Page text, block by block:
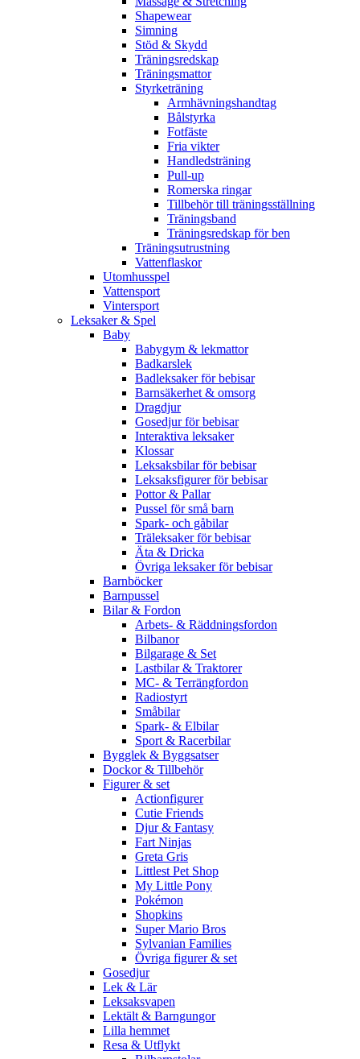
Shapewear
Simning
Stöd & Skydd
Träningsredskap
Träningsmattor
Styrketräning
Armhävningshandtag
Bålstyrka
Fotfäste
Fria vikter
Handledsträning
Pull-up
Romerska ringar
Tillbehör till träningsställning
Träningsband
Träningsredskap för ben
Träningsutrustning
Vattenflaskor
Utomhusspel
Vattensport
Vintersport
Leksaker & Spel
Baby
Babygym & lekmattor
Badkarslek
Badleksaker för bebisar
Barnsäkerhet & omsorg
Dragdjur
Gosedjur för bebisar
Interaktiva leksaker
Klossar
Leksaksbilar för bebisar
Leksaksfigurer för bebisar
Pottor & Pallar
Pussel för små barn
Spark- och gåbilar
Träleksaker för bebisar
Äta & Dricka
Övriga leksaker för bebisar
Barnböcker
Barnpussel
Bilar & Fordon
Arbets- & Räddningsfordon
Bilbanor
Bilgarage & Set
Lastbilar & Traktorer
MC- & Terrängfordon
Radiostyrt
Småbilar
Spark- & Elbilar
Sport & Racerbilar
Bygglek & Byggsatser
Dockor & Tillbehör
Figurer & set
Actionfigurer
Cutie Friends
Djur & Fantasy
Fart Ninjas
Greta Gris
Littlest Pet Shop
My Little Pony
Pokémon
Shopkins
Super Mario Bros
Sylvanian Families
Övriga figurer & set
Gosedjur
Lek & Lär
Leksaksvapen
Lektält & Barngungor
Lilla hemmet
Resa & Utflykt